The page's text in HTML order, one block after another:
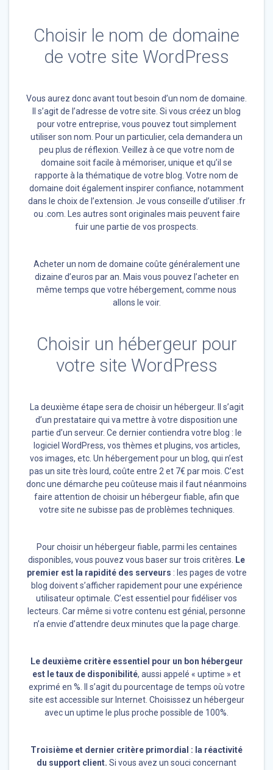
Choisir le nom de domaine
de votre site WordPress
Vous aurez donc avant tout besoin d’un nom de domaine.
Il s’agit de l’adresse de votre site. Si vous créez un blog
pour votre entreprise, vous pouvez tout simplement
utiliser son nom. Pour un particulier, cela demandera un
peu plus de réflexion. Veillez à ce que votre nom de
domaine soit facile à mémoriser, unique et qu’il se
rapporte à la thématique de votre blog. Votre nom de
domaine doit également inspirer confiance, notamment
dans le choix de l’extension. Je vous conseille d’utiliser .fr
ou .com. Les autres sont originales mais peuvent faire
fuir une partie de vos prospects.
Acheter un nom de domaine coûte généralement une
dizaine d’euros par an. Mais vous pouvez l’acheter en
même temps que votre hébergement, comme nous
allons le voir.
Choisir un hébergeur pour
votre site WordPress
La deuxième étape sera de choisir un hébergeur. Il s’agit
d’un prestataire qui va mettre à votre disposition une
partie d’un serveur. Ce dernier contiendra votre blog : le
logiciel WordPress, vos thèmes et plugins, vos articles,
vos images, etc. Un hébergement pour un blog, qui n’est
pas un site très lourd, coûte entre 2 et 7€ par mois. C’est
donc une démarche peu coûteuse mais il faut néanmoins
faire attention de choisir un hébergeur fiable, afin que
votre site ne subisse pas de problèmes techniques.
Pour choisir un hébergeur fiable, parmi les centaines
disponibles, vous pouvez vous baser sur trois critères. Le
premier est la rapidité des serveurs : les pages de votre
blog doivent s’afficher rapidement pour une expérience
utilisateur optimale. C’est essentiel pour fidéliser vos
lecteurs. Car même si votre contenu est génial, personne
n’a envie d’attendre deux minutes que la page charge.
Le deuxième critère essentiel pour un bon hébergeur
est le taux de disponibilité, aussi appelé « uptime » et
exprimé en %. Il s’agit du pourcentage de temps où votre
site est accessible sur Internet. Choisissez un hébergeur
avec un uptime le plus proche possible de 100%.
Troisième et dernier critère primordial : la réactivité
du support client. Si vous avez un souci concernant